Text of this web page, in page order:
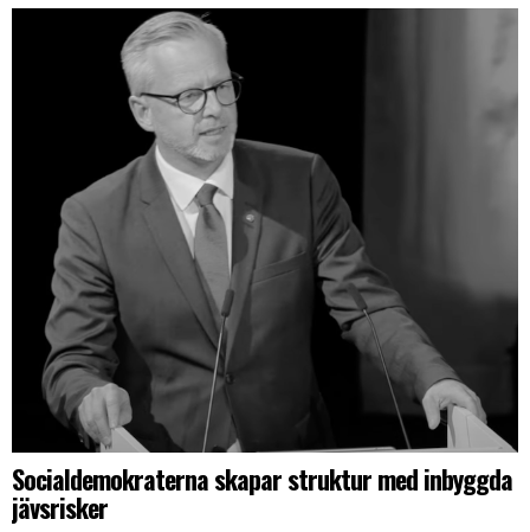
Socialdemokraterna skapar struktur med inbyggda
jävsrisker